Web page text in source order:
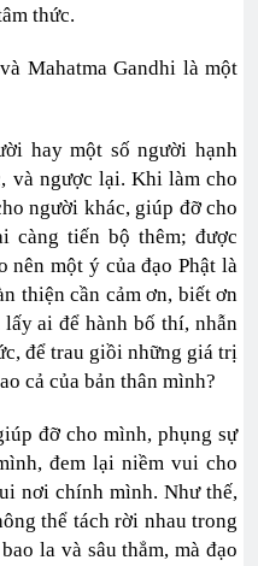
thức.
Mahatma Gandhi là một
hay một số người hạnh
và ngược lại. Khi làm cho
người khác, giúp đỡ cho
càng tiến bộ thêm; được
nên một ý của đạo Phật là
thiện cần cảm ơn, biết ơn
ai để hành bố thí, nhẫn
để trau giồi những giá trị
cả của bản thân mình?
đỡ cho mình, phụng sự
đem lại niềm vui cho
nơi chính mình. Như thế,
thể tách rời nhau trong
la và sâu thẳm, mà đạo